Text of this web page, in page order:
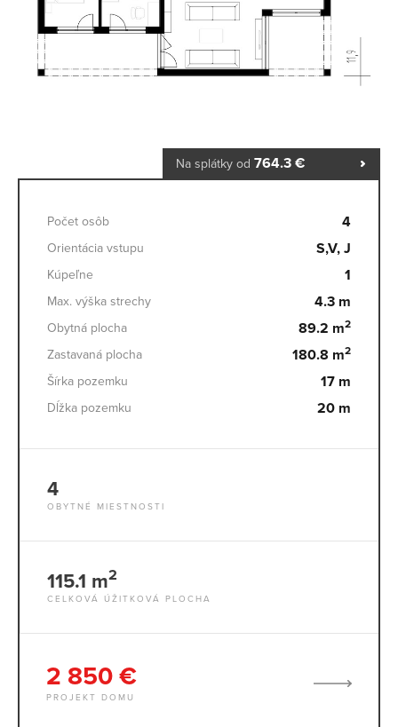
Na splátky od 764.3 €
Počet osôb 4
Orientácia vstupu S,V, J
Kúpeľne 1
Max. výška strechy 4.3 m
Obytná plocha 89.2 m2
Zastavaná plocha 180.8 m2
Šírka pozemku 17 m
Dĺžka pozemku 20 m
4
OBYTNÉ MIESTNOSTI
115.1 m2
CELKOVÁ ÚŽITKOVÁ PLOCHA
2 850 €
PROJEKT DOMU